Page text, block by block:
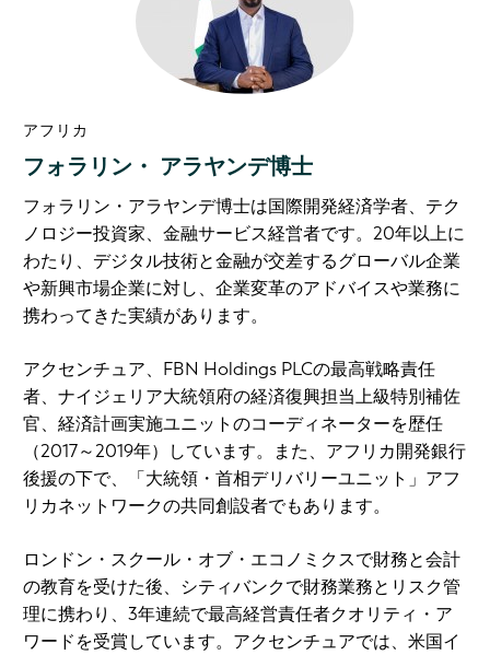
アフリカ
フォラリン・ アラヤンデ博士
フォラリン・アラヤンデ博士は国際開発経済学者、テク
ノロジー投資家、金融サービス経営者です。20年以上に
わたり、デジタル技術と金融が交差するグローバル企業
や新興市場企業に対し、企業変革のアドバイスや業務に
携わってきた実績があります。
アクセンチュア、FBN Holdings PLCの最高戦略責任
者、ナイジェリア大統領府の経済復興担当上級特別補佐
官、経済計画実施ユニットのコーディネーターを歴任
（2017～2019年）しています。また、アフリカ開発銀行
後援の下で、「大統領・首相デリバリーユニット」アフ
リカネットワークの共同創設者でもあります。
ロンドン・スクール・オブ・エコノミクスで財務と会計
の教育を受けた後、シティバンクで財務業務とリスク管
理に携わり、3年連続で最高経営責任者クオリティ・ア
ワードを受賞しています。アクセンチュアでは、米国イ